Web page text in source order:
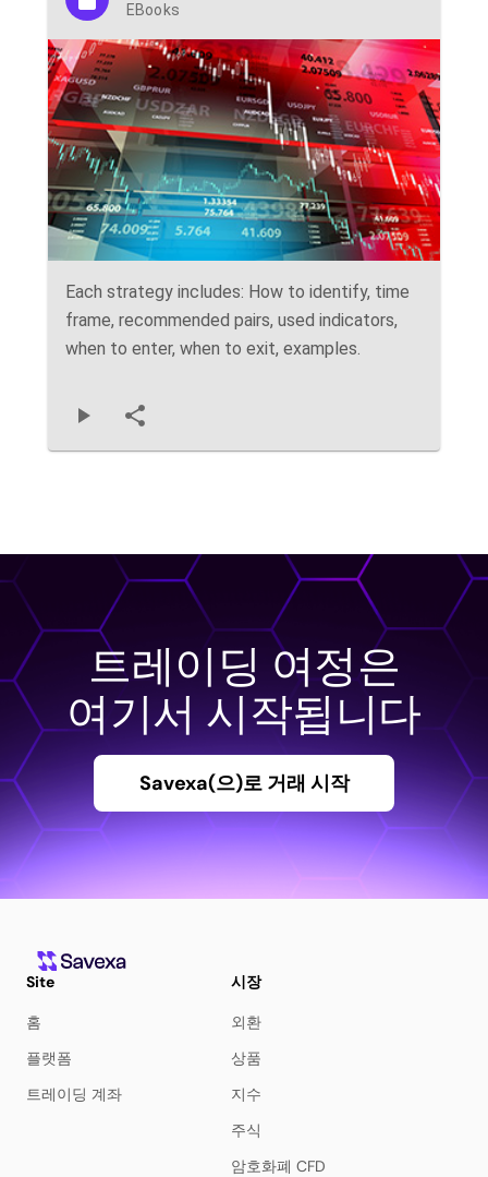
EBooks
Each strategy includes: How to identify, time
frame, recommended pairs, used indicators,
when to enter, when to exit, examples.
트레이딩 여정은
여기서 시작됩니다
Savexa(으)로 거래 시작
Site
홈
플랫폼
트레이딩 계좌
시장
외환
상품
지수
주식
암호화폐 CFD